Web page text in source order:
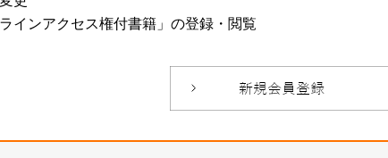
インアクセス権付書籍」の登録・閲覧